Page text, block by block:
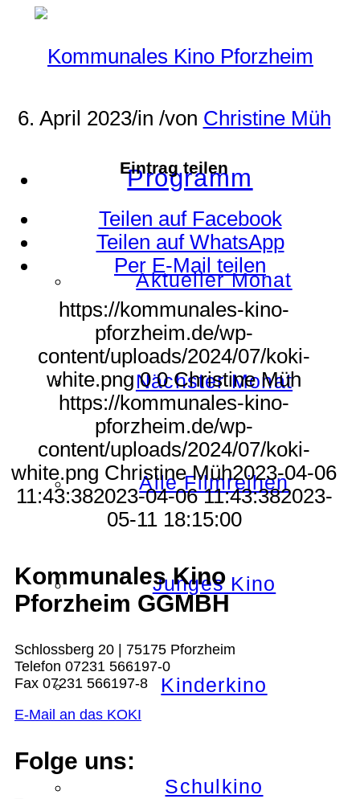
Programm
Aktueller Monat
Nächster Monat
Alle Filmreihen
Junges Kino
Kinderkino
Schulkino
6. April 2023/in /von Christine Müh
Eintrag teilen
Teilen auf Facebook
Teilen auf WhatsApp
Per E-Mail teilen
https://kommunales-kino-
pforzheim.de/wp-
content/uploads/2024/07/koki-
white.png 0 0 Christine Müh
https://kommunales-kino-
pforzheim.de/wp-
content/uploads/2024/07/koki-
white.png Christine Müh2023-04-06
11:43:382023-04-06 11:43:382023-
05-11 18:15:00
Kommunales Kino
Pforzheim GGMBH
Schlossberg 20 | 75175 Pforzheim
Telefon 07231 566197-0
Fax 07231 566197-8
E-Mail an das KOKI
Folge uns: